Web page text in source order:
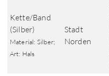
Kette/Band
(Silber)
Material: Silber;
Art: Hals
Stadt
Norden